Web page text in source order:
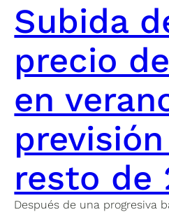
Subida
precio
en
resto de
Después de una progresiva